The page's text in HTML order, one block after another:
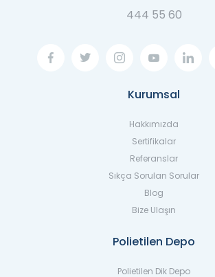
444 55 60
Kurumsal
Hakkımızda
Sertifikalar
Referanslar
Sıkça Sorulan Sorular
Blog
Bize Ulaşın
Polietilen Depo
Polietilen Dik Depo